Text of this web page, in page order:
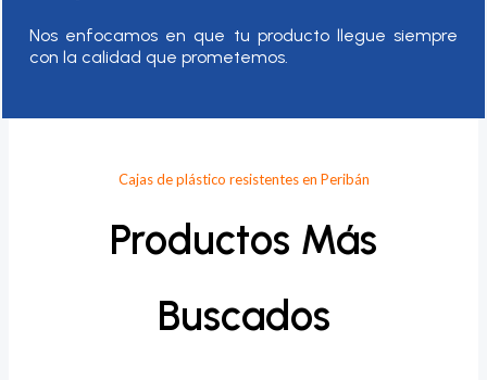
Nos enfocamos en que tu producto llegue siempre
con la calidad que prometemos.
Cajas de plástico resistentes en Peribán
Productos Más
Buscados